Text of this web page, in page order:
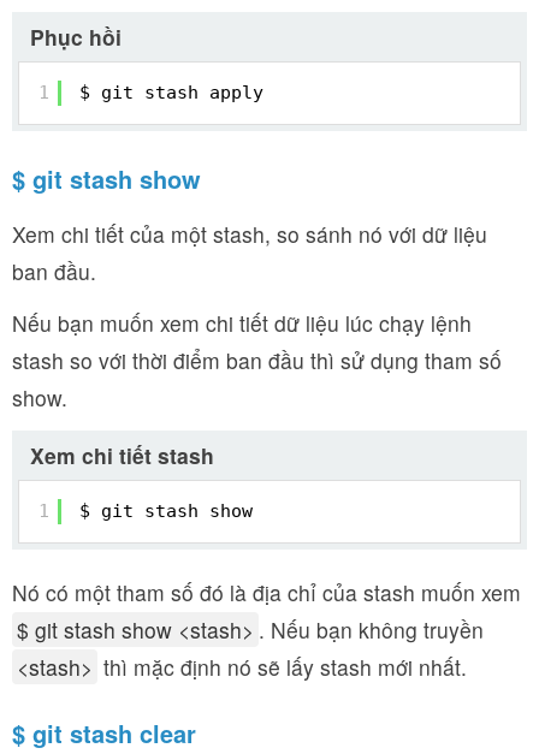
Phục hồi
1 $ git stash apply
$ git stash show
Xem chi tiết của một stash, so sánh nó với dữ liệu
ban đầu.
Nếu bạn muốn xem chi tiết dữ liệu lúc chạy lệnh
stash so với thời điểm ban đầu thì sử dụng tham số
show.
Xem chi tiết stash
1 $ git stash show
Nó có một tham số đó là địa chỉ của stash muốn xem
$ git stash show <stash> . Nếu bạn không truyền
<stash> thì mặc định nó sẽ lấy stash mới nhất.
$ git stash clear